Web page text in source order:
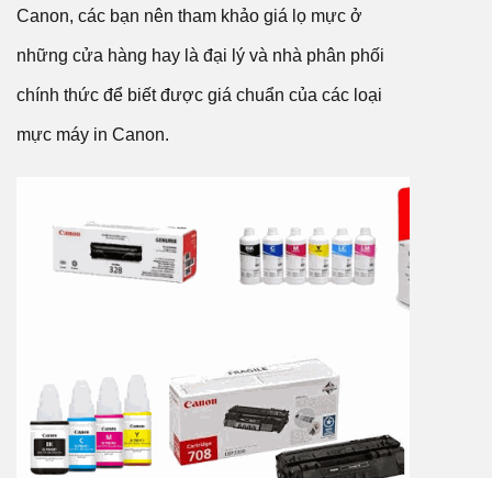
Canon, các bạn nên tham khảo giá lọ mực ở
những cửa hàng hay là đại lý và nhà phân phối
chính thức để biết được giá chuẩn của các loại
mực máy in Canon.